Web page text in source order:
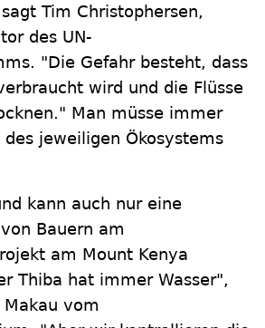
Tim Christophersen,
des UN-
"Die Gefahr besteht, dass
wird und die Flüsse
Man müsse immer
jeweiligen Ökosystems
kann auch nur eine
Bauern am
am Mount Kenya
Thiba hat immer Wasser",
vom